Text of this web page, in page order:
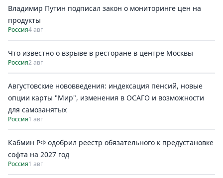
Владимир Путин подписал закон о мониторинге цен на
продукты
Россия4 авг
Что известно о взрыве в ресторане в центре Москвы
Россия2 авг
Августовские нововведения: индексация пенсий, новые
опции карты "Мир", изменения в ОСАГО и возможности
для самозанятых
Россия1 авг
Кабмин РФ одобрил реестр обязательного к предустановке
софта на 2027 год
Россия1 авг